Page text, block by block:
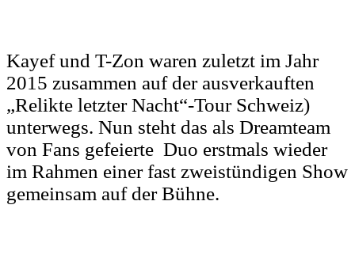
Kayef und T-Zon waren zuletzt im Jahr
2015 zusammen auf der ausverkauften
„Relikte letzter Nacht“-Tour Schweiz)
unterwegs. Nun steht das als Dreamteam
von Fans gefeierte Duo erstmals wieder
im Rahmen einer fast zweistündigen Show
gemeinsam auf der Bühne.